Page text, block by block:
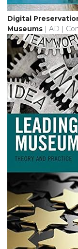
Digital
Museums | AD |